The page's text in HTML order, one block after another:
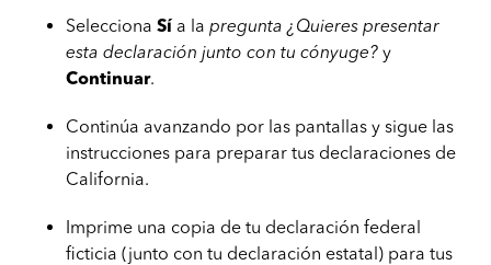
Selecciona Sí a la pregunta ¿Quieres presentar
esta declaración junto con tu cónyuge? y
Continuar.
Continúa avanzando por las pantallas y sigue las
instrucciones para preparar tus declaraciones de
California.
Imprime una copia de tu declaración federal
ficticia (junto con tu declaración estatal) para tus